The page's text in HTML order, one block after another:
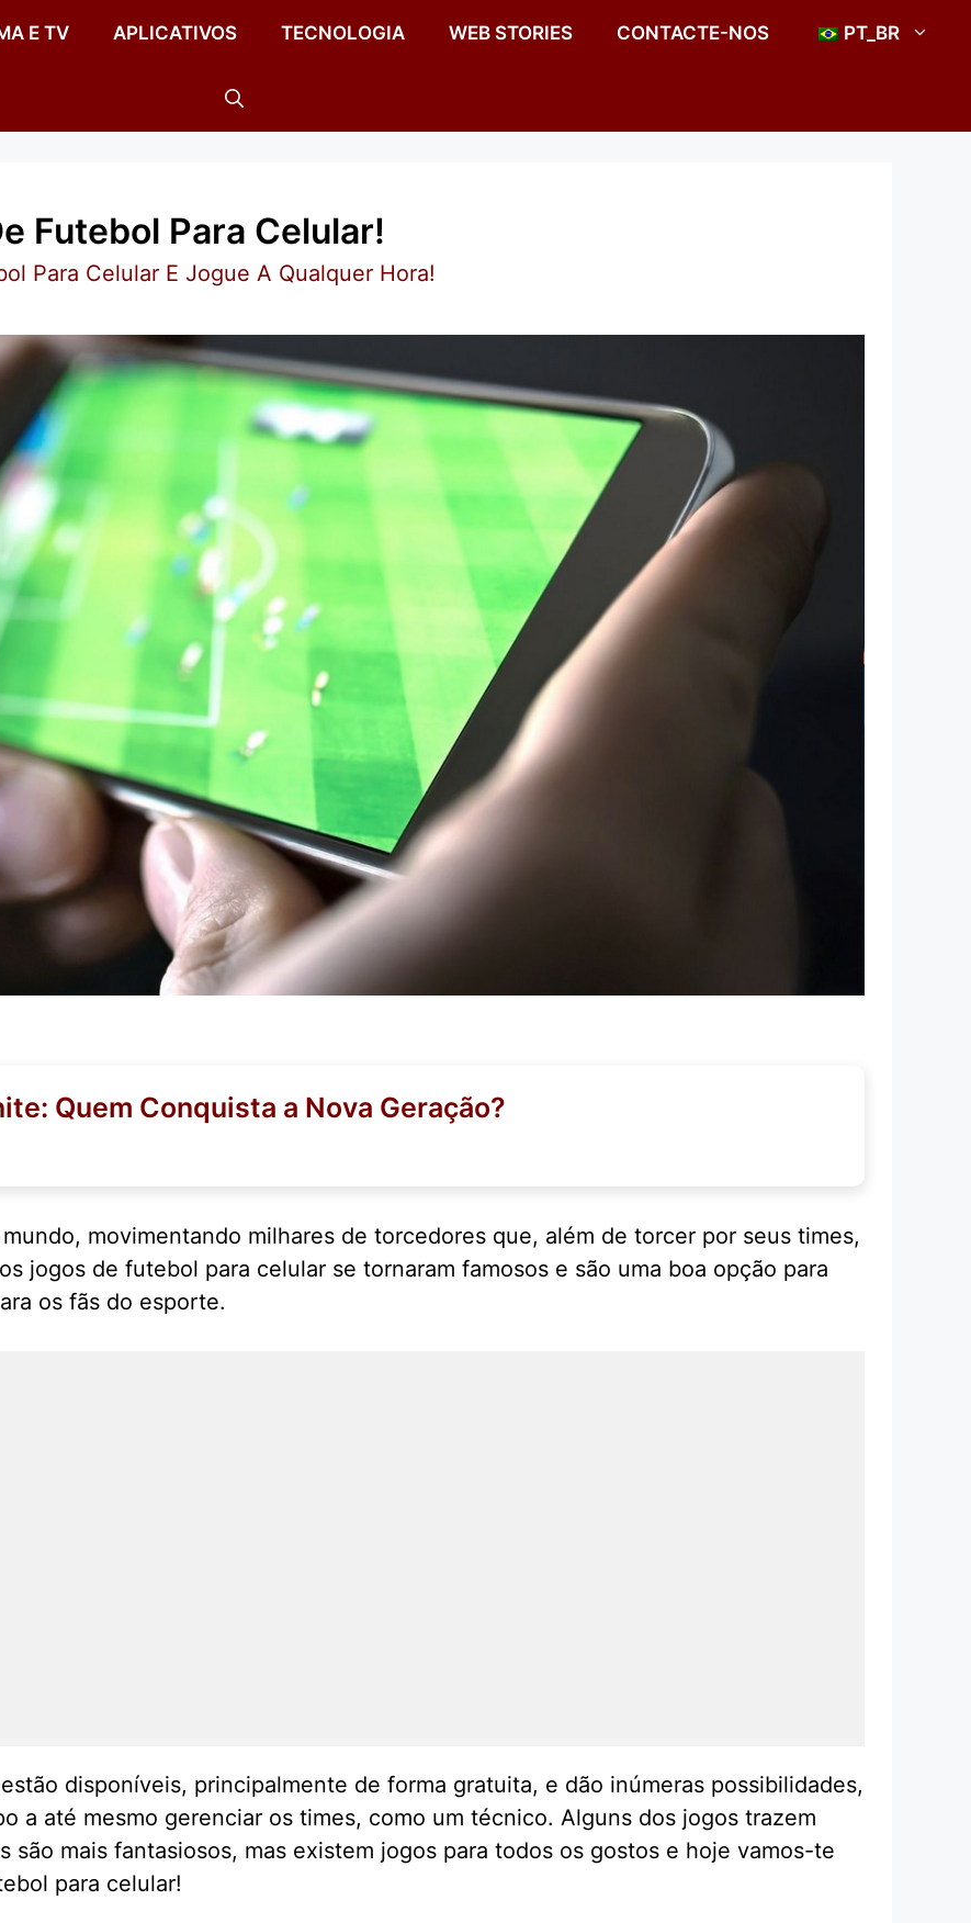
E TV APLICATIVOS TECNOLOGIA WEB STORIES CONTACTE-NOS PT_BR
Futebol Para Celular!
Para Celular E Jogue A Qualquer Hora!
Quem Conquista a Nova Geração?
movimentando milhares de torcedores que, além de torcer por seus times,
jogos de futebol para celular se tornaram famosos e são uma boa opção para
os fãs do esporte.
disponíveis, principalmente de forma gratuita, e dão inúmeras possibilidades,
a até mesmo gerenciar os times, como um técnico. Alguns dos jogos trazem
são mais fantasiosos, mas existem jogos para todos os gostos e hoje vamos-te
para celular!